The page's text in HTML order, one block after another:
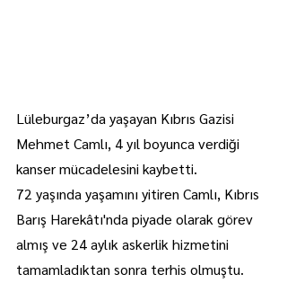
Lüleburgaz’da yaşayan Kıbrıs Gazisi
Mehmet Camlı, 4 yıl boyunca verdiği
kanser mücadelesini kaybetti.
72 yaşında yaşamını yitiren Camlı, Kıbrıs
Barış Harekâtı'nda piyade olarak görev
almış ve 24 aylık askerlik hizmetini
tamamladıktan sonra terhis olmuştu.